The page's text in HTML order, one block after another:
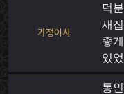
가정이사
덕분
새
좋
있
통